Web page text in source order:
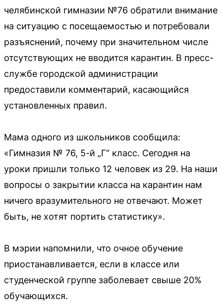
челябинской гимназии №76 обратили внимание
на ситуацию с посещаемостью и потребовали
разъяснений, почему при значительном числе
отсутствующих не вводится карантин. В пресс-
службе городской администрации
предоставили комментарий, касающийся
установленных правил.
Мама одного из школьников сообщила:
«Гимназия № 76, 5-й „Г“ класс. Сегодня на
уроки пришли только 12 человек из 29. На наши
вопросы о закрытии класса на карантин нам
ничего вразумительного не отвечают. Может
быть, не хотят портить статистику».
В мэрии напомнили, что очное обучение
приостанавливается, если в классе или
студенческой группе заболевает свыше 20%
обучающихся.